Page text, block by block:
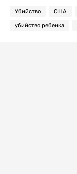
Убийство США
убийство ребенка